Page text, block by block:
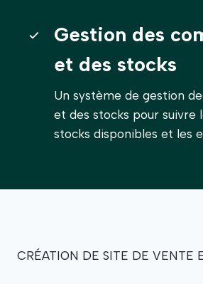
Gestion des
et des stocks
Un système de gestion
et des stocks pour suivre
stocks disponibles et les
CRÉATION DE SITE DE VENTE